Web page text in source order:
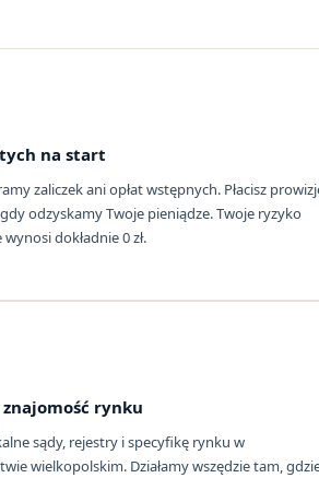
na start
zaliczek ani opłat wstępnych. Płacisz
gdy odzyskamy Twoje pieniądze. Twoje ryzyko
dokładnie 0 zł.
rynku
sądy, rejestry i specyfikę rynku w
wielkopolskim. Działamy wszędzie tam,